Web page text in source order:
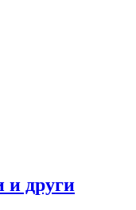
и други